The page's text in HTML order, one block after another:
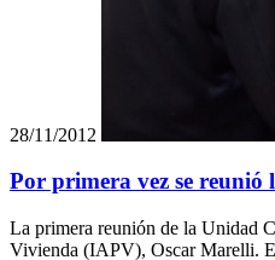
28/11/2012
Por primera vez se
La primera reunión de la Unidad
Vivienda (IAPV), Oscar Marelli.